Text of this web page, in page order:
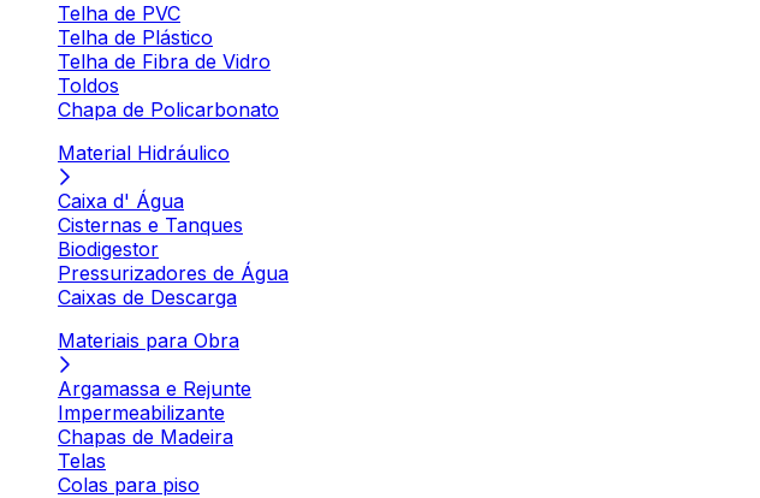
Telha de PVC
Telha de Plástico
Telha de Fibra de Vidro
Toldos
Chapa de Policarbonato
Material Hidráulico
Caixa d' Água
Cisternas e Tanques
Biodigestor
Pressurizadores de Água
Caixas de Descarga
Materiais para Obra
Argamassa e Rejunte
Impermeabilizante
Chapas de Madeira
Telas
Colas para piso